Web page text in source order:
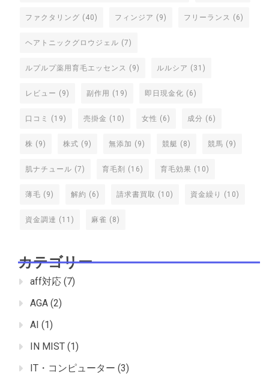
ファクタリング (40) フィンジア (9) フリーランス (6)
ヘアトニックグロウジェル (7)
ルプルプ薬用育毛エッセンス (9) ルルシア (31)
レビュー (9) 副作用 (19) 即日現金化 (6)
口コミ (19) 売掛金 (10) 女性 (6) 成分 (6)
株 (9) 株式 (9) 無添加 (9) 競艇 (8) 競馬 (9)
肌ナチュール (7) 育毛剤 (16) 育毛効果 (10)
薄毛 (9) 解約 (6) 請求書買取 (10) 資金繰り (10)
資金調達 (11) 麻雀 (8)
カテゴリー
aff対応 (7)
AGA (2)
AI (1)
IN MIST (1)
IT・コンピューター (3)